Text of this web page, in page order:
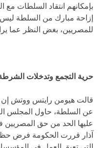
بإمكانهم انتقاد السلطات مع
إزاحة مبارك من السلطة ليس
للمصريين، بغض النظر عما
حرية التجمع وتدخلات
قالت هيومن رايتس ووتش إن
عن السلطة، حاول المجلس
آذار قررت الحكومة فرض